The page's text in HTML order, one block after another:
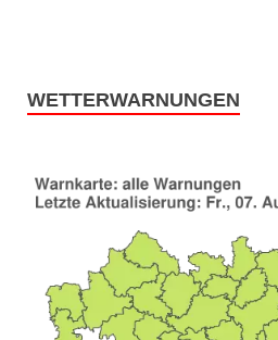
WETTERWARNUNGEN